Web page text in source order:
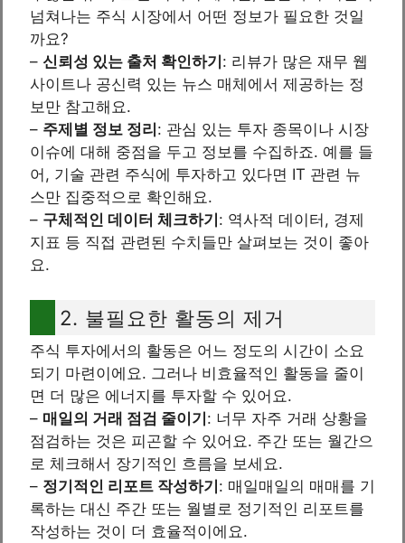
넘쳐나는 주식 시장에서 어떤 정보가 필요한 것일
까요?
– 신뢰성 있는 출처 확인하기 : 리뷰가 많은 재무 웹
사이트나 공신력 있는 뉴스 매체에서 제공하는 정
보만 참고해요.
– 주제별 정보 정리 : 관심 있는 투자 종목이나 시장
이슈에 대해 중점을 두고 정보를 수집하죠. 예를 들
어, 기술 관련 주식에 투자하고 있다면 IT 관련 뉴
스만 집중적으로 확인해요.
– 구체적인 데이터 체크하기 : 역사적 데이터, 경제
지표 등 직접 관련된 수치들만 살펴보는 것이 좋아
요.
2. 불필요한 활동의 제거
주식 투자에서의 활동은 어느 정도의 시간이 소요
되기 마련이에요. 그러나 비효율적인 활동을 줄이
면 더 많은 에너지를 투자할 수 있어요.
– 매일의 거래 점검 줄이기: 너무 자주 거래 상황을
점검하는 것은 피곤할 수 있어요. 주간 또는 월간으
로 체크해서 장기적인 흐름을 보세요.
– 정기적인 리포트 작성하기: 매일매일의 매매를 기
록하는 대신 주간 또는 월별로 정기적인 리포트를
작성하는 것이 더 효율적이에요.